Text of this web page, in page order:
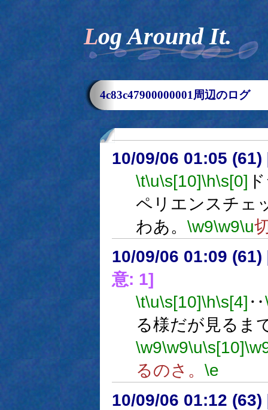
Log Around It.
4c83c47900000001周辺のログ
10/09/06 01:05 (61)
\t\u\s[10]\h\s[0]
ペリエンスチェ
わあ。 \w9\w9\u
10/09/06 01:09 (61)
意: 1]
\t\u\s[10]\h\s[4] ‥
る様だが見るま
\w9\w9\u\s[10]
るのさ。 \e
10/09/06 01:12 (63)